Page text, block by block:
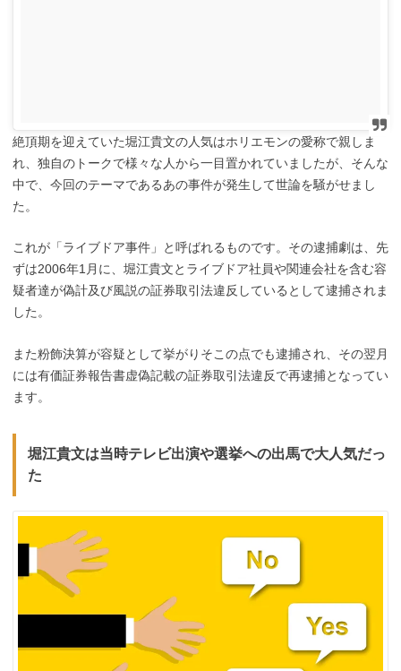
絶頂期を迎えていた堀江貴文の人気はホリエモンの愛称で親しま
れ、独自のトークで様々な人から一目置かれていましたが 、そんな
中で、今回のテーマであるあの事件が発生して世論を騒がせまし
た。
これが「ライブドア事件」と呼ばれるものです。その逮捕劇は、先
ずは2006年1月に、 堀江貴文とライブドア社員や関連会社を含む容
疑者達が偽計及び風説の証券取引法違反しているとして逮捕されま
した。
また粉飾決算が容疑として挙がりそこの点でも逮捕され
その翌月
には有価証券報告書虚偽記載の証券取引法違反で再逮捕となってい
ます。
堀江貴文は当時テレビ出演や選挙への出馬で大人気だっ
た